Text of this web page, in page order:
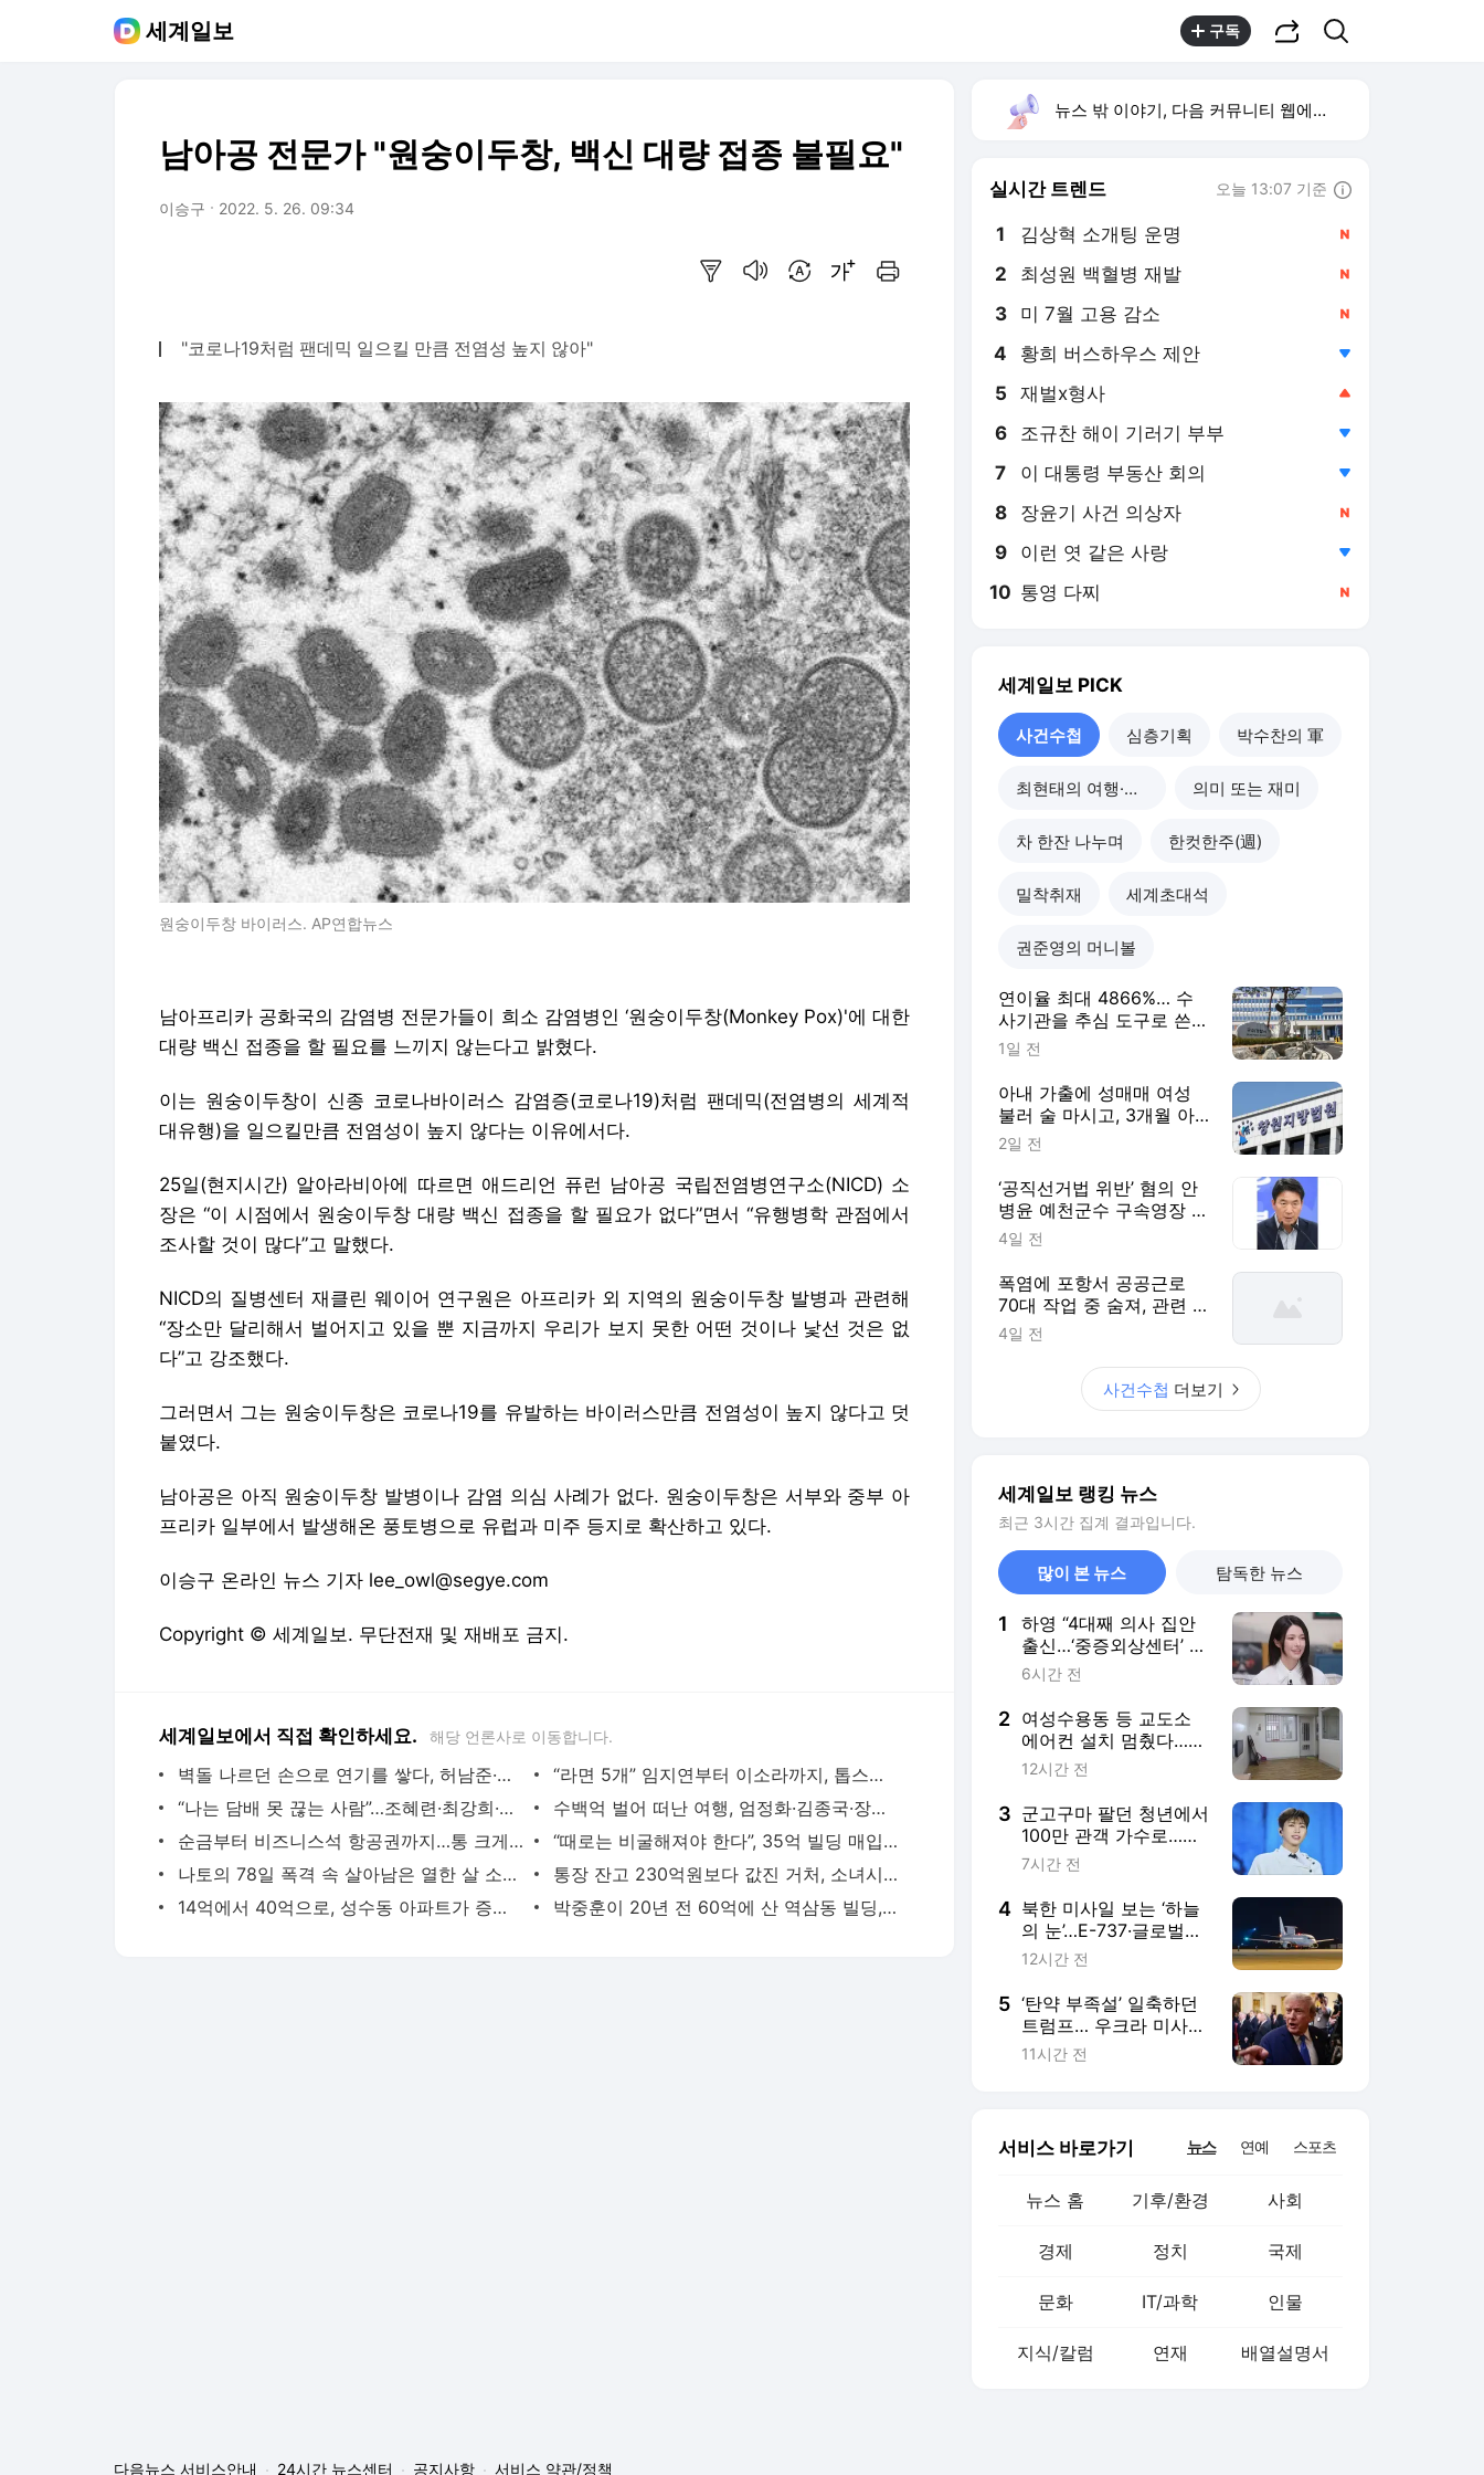
세계일보 구독
남아공 전문가 "원숭이두창, 백신 대량 접종 불필요"
이승구 2022. 5. 26. 09:34
"코로나19처럼 팬데믹 일으킬 만큼 전염성 높지 않아"
원숭이두창 바이러스. AP연합뉴스
남아프리카 공화국의 감염병 전문가들이 희소 감염병인 ‘원숭이두창(Monkey Pox)'에 대한
대량 백신 접종을 할 필요를 느끼지 않는다고 밝혔다.
이는 원숭이두창이 신종 코로나바이러스 감염증(코로나19)처럼 팬데믹(전염병의 세계적
대유행)을 일으킬만큼 전염성이 높지 않다는 이유에서다.
25일(현지시간) 알아라비아에 따르면 애드리언 퓨런 남아공 국립전염병연구소(NICD) 소
장은 “이 시점에서 원숭이두창 대량 백신 접종을 할 필요가 없다”면서 “유행병학 관점에서
조사할 것이 많다”고 말했다.
NICD의 질병센터 재클린 웨이어 연구원은 아프리카 외 지역의 원숭이두창 발병과 관련해
“장소만 달리해서 벌어지고 있을 뿐 지금까지 우리가 보지 못한 어떤 것이나 낯선 것은 없
다”고 강조했다.
그러면서 그는 원숭이두창은 코로나19를 유발하는 바이러스만큼 전염성이 높지 않다고 덧
붙였다.
남아공은 아직 원숭이두창 발병이나 감염 의심 사례가 없다. 원숭이두창은 서부와 중부 아
프리카 일부에서 발생해온 풍토병으로 유럽과 미주 등지로 확산하고 있다.
이승구 온라인 뉴스 기자 lee_owl@segye.com
Copyright © 세계일보. 무단전재 및 재배포 금지.
세계일보에서 직접 확인하세요. 해당 언론사로 이동합니다.
벽돌 나르던 손으로 연기를 쌓다, 허남준·안보현·이도현의 굳은살 기록
“라면 5개” 임지연부터 이소라까지, 톱스타들의 살 안 찌는 루틴
“나는 담배 못 끊는 사람”…조혜련·최강희·김동완이 금연에 성공한 이유
수백억 벌어 떠난 여행, 엄정화·김종국·장윤정이 마주한 진짜 성공
순금부터 비즈니스석 항공권까지…통 크게 스태프 챙긴 소지섭·아이유·김우빈
“때로는 비굴해져야 한다”, 35억 빌딩 매입한 권성준 셰프의 자산 증식법
나토의 78일 폭격 속 살아남은 열한 살 소년은 어떻게 세계 1위가 됐나
통장 잔고 230억원보다 값진 거처, 소녀시대 유리가 제주 촌동네를 택한 이유
14억에서 40억으로, 성수동 아파트가 증명한 남궁민의 27년 공식
박중훈이 20년 전 60억에 산 역삼동 빌딩, 400억 차익 만든 침묵의 법칙
뉴스 밖 이야기, 다음 커뮤니티 웹에서 보기
실시간 트렌드 오늘 13:07 기준
1 김상혁 소개팅 운명
2 최성원 백혈병 재발
4 황희 버스하우스 제안
5 재벌x형사
6 조규찬 해이 기러기 부부
7 이 대통령 부동산 회의
8 장윤기 사건 의상자
9 이런 엿 같은 사랑
10 통영 다찌
세계일보 PICK
사건수첩 심층기획 박수찬의 軍
최현태의 여행·와인홀릭 의미 또는 재미
차 한잔 나누며 한컷한주(週)
밀착취재 세계초대석
권준영의 머니볼
연이율 최대 4866%… 수
사기관을 추심 도구로 쓴
불법 대부업자 덜미 [사건
1일 전
아내 가출에 성매매 여성
불러 술 마시고, 3개월 아
기 때려 숨지게 한 친부 [사
2일 전
‘공직선거법 위반’ 혐의 안
병윤 예천군수 구속영장 기
각 [사건수첩]
4일 전
폭염에 포항서 공공근로
70대 작업 중 숨져, 관련 사
업 전면 중단 [사건수첩]
4일 전
사건수첩 더보기
세계일보 랭킹 뉴스
최근 3시간 집계 결과입니다.
많이 본 뉴스 탐독한 뉴스
1
하영 “4대째 의사 집안
출신…‘중증외상센터’ 촬
영 때 도움 됐다”
6시간 전
2 여성수용동 등 교도소
에어컨 설치 멈췄다…폭
염 속 37도 치솟은 수용
12시간 전
3 군고구마 팔던 청년에서
100만 관객 가수로…임
영웅 데뷔 10년의 여정
7시간 전
4 북한 미사일 보는 ‘하늘
의 눈’…E-737·글로벌호
크에 경고등 [박수찬의
12시간 전
5 ‘탄약 부족설’ 일축하던
트럼프… 우크라 미사일
요청엔 “우리도 필요”
11시간 전
서비스 바로가기 뉴스 연예 스포츠
뉴스 홈 기후/환경 사회
경제 정치 국제
문화 IT/과학 인물
지식/칼럼 연재 배열설명서
다음뉴스 서비스안내 24시간 뉴스센터 공지사항 서비스 약관/정책